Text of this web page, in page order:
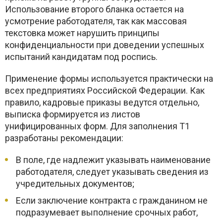
Использование второго бланка остается на
усмотрение работодателя, так как массовая
текстовка может нарушить принципы
конфиденциальности при доведении успешных
испытаний кандидатам под роспись.
Применение формы используется практически на
всех предприятиях Российской Федерации. Как
правило, кадровые приказы ведутся отдельно,
выписка формируется из листов
унифицированных форм. Для заполнения Т1
разработаны рекомендации:
В поле, где надлежит указывать наименование
работодателя, следует указывать сведения из
учредительных документов;
Если заключение контракта с гражданином не
подразумевает выполнение срочных работ,